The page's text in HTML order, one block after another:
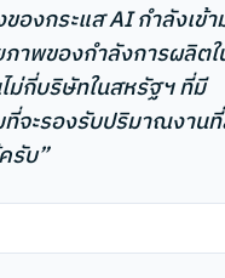
องกระแส AI กำลังเข้า
าพของกำลังการผลิตใ
ม่กี่บริษัทในสหรัฐฯ ที่มี
จะรองรับปริมาณงาน
รับ”